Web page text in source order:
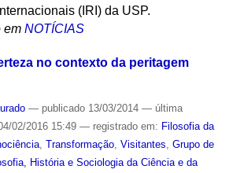
(IRI) da USP.
em NOTÍCIAS
no contexto da peritagem
— publicado13/03/2014 — última
02/2016 15:49 — registrado em: Filosofia da
, Transformação, Visitantes Grupo de
História e Sociologia da Ciência e da